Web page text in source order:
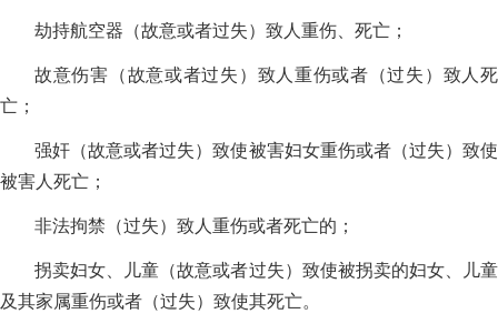
劫持航空器（故意或者过失）致人重伤、死亡；
故意伤害（故意或者过失）致人重伤或者（过失）致人死
亡；
强奸（故意或者过失）致使被害妇女重伤或者（过失）致使
被害人死亡；
非法拘禁（过失）致人重伤或者死亡的；
拐卖妇女、儿童（故意或者过失）致使被拐卖的妇女、儿童
及其家属重伤或者（过失）致使其死亡。